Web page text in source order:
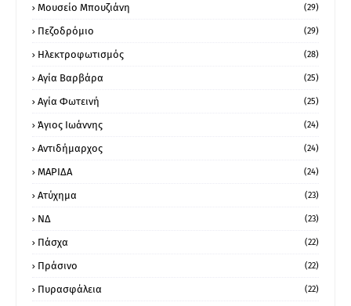
Μουσείο Μπουζιάνη (29)
Πεζοδρόμιο (29)
Ηλεκτροφωτισμός (28)
Αγία Βαρβάρα (25)
Αγία Φωτεινή (25)
Άγιος Ιωάννης (24)
Αντιδήμαρχος (24)
ΜΑΡΙΔΑ (24)
Ατύχημα (23)
ΝΔ (23)
Πάσχα (22)
Πράσινο (22)
Πυρασφάλεια (22)